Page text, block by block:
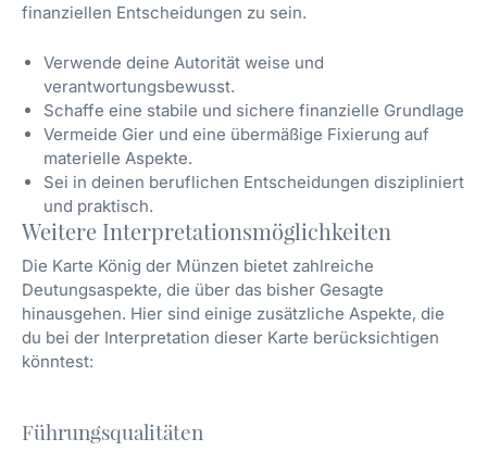
finanziellen Entscheidungen zu sein.
Verwende deine Autorität weise und
verantwortungsbewusst.
Schaffe eine stabile und sichere finanzielle Grundlage.
Vermeide Gier und eine übermäßige Fixierung auf
materielle Aspekte.
Sei in deinen beruflichen Entscheidungen diszipliniert
und praktisch.
Weitere Interpretationsmöglichkeiten
Die Karte König der Münzen bietet zahlreiche
Deutungsaspekte, die über das bisher Gesagte
hinausgehen. Hier sind einige zusätzliche Aspekte, die
du bei der Interpretation dieser Karte berücksichtigen
könntest:
Führungsqualitäten